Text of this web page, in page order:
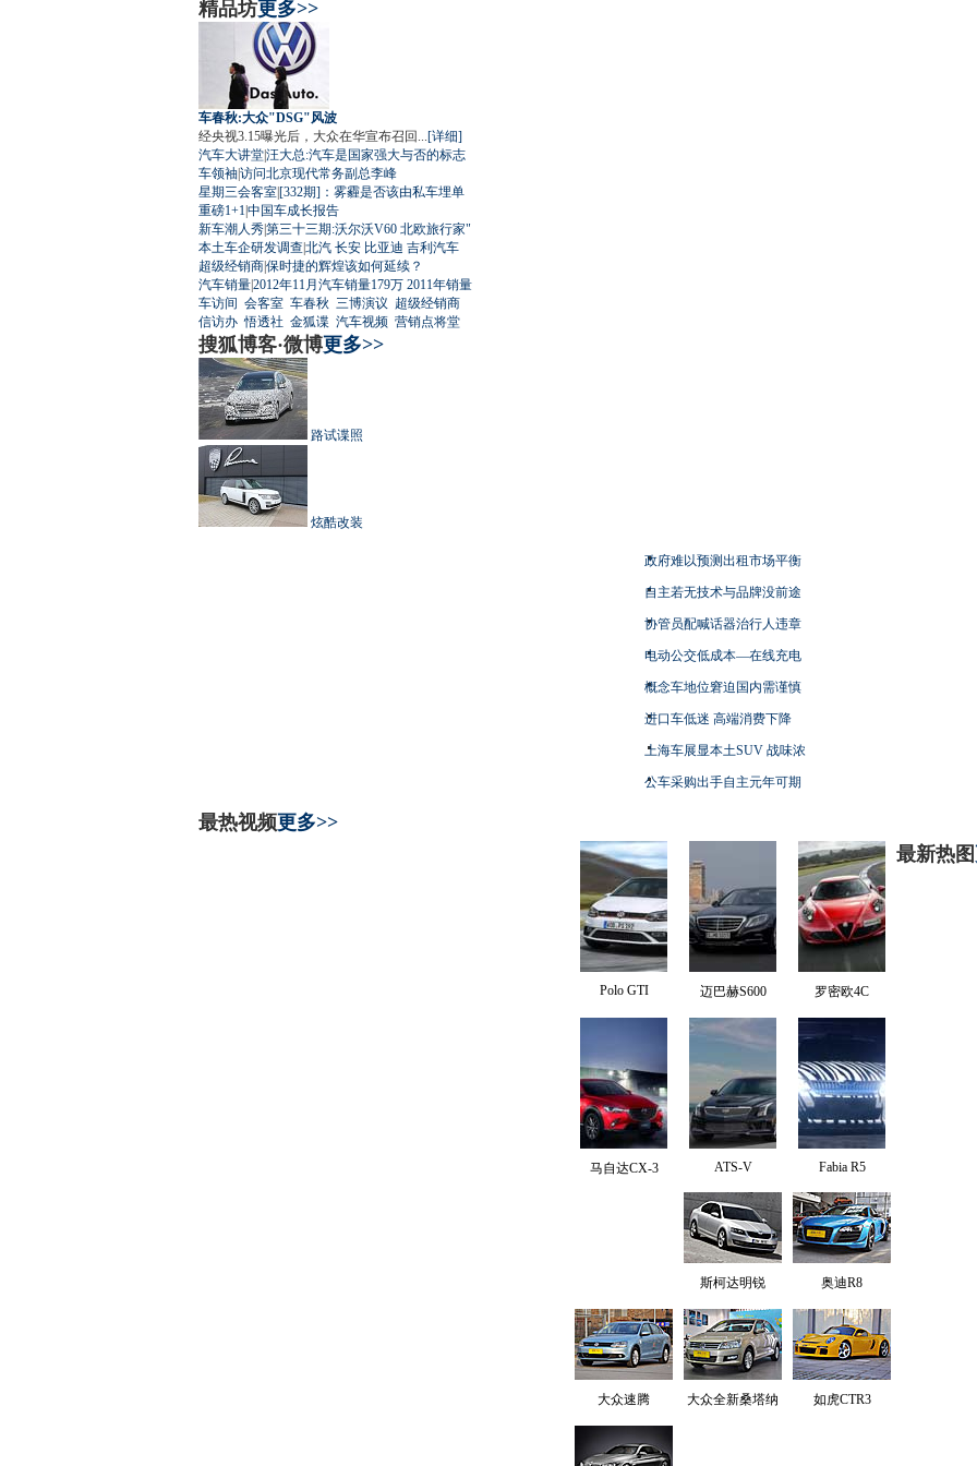
精品坊更多>>
车春秋:大众"DSG"风波
经央视3.15曝光后，大众在华宣布召回... [详细]
汽车大讲堂|汪大总:汽车是国家强大与否的标志
车领袖|访问北京现代常务副总李峰
星期三会客室|[332期]：雾霾是否该由私车埋单
重磅1+1 |中国车成长报告
新车潮人秀|第三十三期:沃尔沃V60 北欧旅行家"
本土车企研发调查|北汽 长安 比亚迪 吉利汽车
超级经销商|保时捷的辉煌该如何延续？
汽车销量|2012年11月汽车销量179万 2011年销量
车访间 会客室 车春秋 三博演议 超级经销商
信访办 悟透社 金狐谍 汽车视频 营销点将堂
搜狐博客·微博更多>>
路试谍照
炫酷改装
政府难以预测出租市场平衡
自主若无技术与品牌没前途
协管员配喊话器治行人违章
电动公交低成本—在线充电
概念车地位窘迫国内需谨慎
进口车低迷 高端消费下降
上海车展显本土SUV 战味浓
公车采购出手自主元年可期
最热视频更多>>
Polo GTI 迈巴赫S600 罗密欧4C
马自达CX-3 ATS-V Fabia R5
最新热图
斯柯达明锐 奥迪R8
大众速腾 大众全新桑塔纳 如虎CTR3